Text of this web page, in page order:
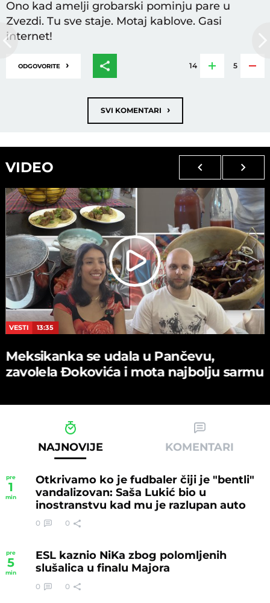
Ono kad amelji grobarski pominju pare u
Zvezdi. Tu sve staje. Motaj kablove. Gasi
internet!
ODGOVORITE › 14 5
SVI KOMENTARI ›
VIDEO
VESTI 13:35
Meksikanka se udala u Pančevu,
zavolela Đokovića i mota najbolju sarmu
NAJNOVIJE KOMENTARI
pre
1
min
Otkrivamo ko je fudbaler čiji je "bentli"
vandalizovan: Saša Lukić bio u
inostranstvu kad mu je razlupan auto
0 0
pre
5
min
ESL kaznio NiKa zbog polomljenih
slušalica u finalu Majora
0 0